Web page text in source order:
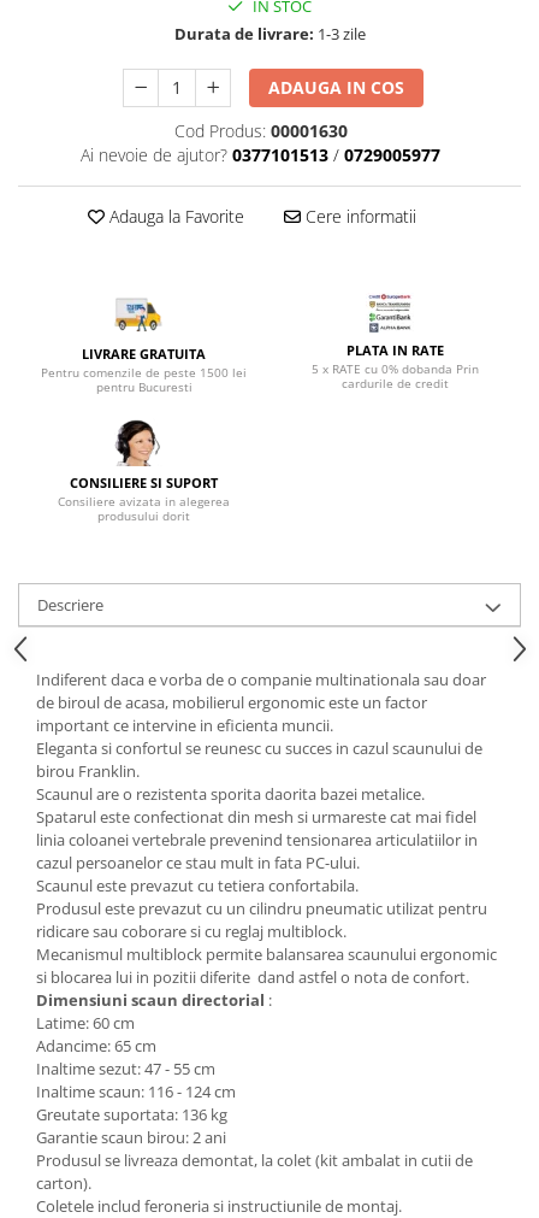
Top saltele memory 5 cm
Top saltele MemoHR 6.5 cm
Saltele cu plasa de arcuri
Mese bucatarie
Scaune pentru bucatarie
Mobila bucatarie
Seturi mese si scaune bucatarie
Mobilier hol
Portmantouri
Pantofare
Seturi mobilier hol
Suport pentru umerase
Cuiere
Scaune gradinita
Set mese si scaune gradinita
Mobilier copii
Mobila camera copii
Scaune birou pentru copii
Saltele patuturi copii
Paturi copii
Masa si scaune gradinita
Seturi comode living si dormitor
IN STOC
Durata de livrare: 1-3 zile
ADAUGA IN COS
Cod Produs: 00001630
Ai nevoie de ajutor? 0377101513 / 0729005977
Adauga la Favorite Cere informatii
LIVRARE GRATUITA
Pentru comenzile de peste 1500 lei
pentru Bucuresti
PLATA IN RATE
5 x RATE cu 0% dobanda Prin
cardurile de credit
CONSILIERE SI SUPORT
Consiliere avizata in alegerea
produsului dorit
Descriere
Indiferent daca e vorba de o companie multinationala sau doar
de biroul de acasa, mobilierul ergonomic este un factor
important ce intervine in eficienta muncii.
Eleganta si confortul se reunesc cu succes in cazul scaunului de
birou Franklin.
Scaunul are o rezistenta sporita daorita bazei metalice.
Spatarul este confectionat din mesh si urmareste cat mai fidel
linia coloanei vertebrale prevenind tensionarea articulatiilor in
cazul persoanelor ce stau mult in fata PC-ului.
Scaunul este prevazut cu tetiera confortabila.
Produsul este prevazut cu un cilindru pneumatic utilizat pentru
ridicare sau coborare si cu reglaj multiblock.
Mecanismul multiblock permite balansarea scaunului ergonomic
si blocarea lui in pozitii diferite dand astfel o nota de confort.
Dimensiuni scaun directorial :
Latime: 60 cm
Adancime: 65 cm
Inaltime sezut: 47 - 55 cm
Inaltime scaun: 116 - 124 cm
Greutate suportata: 136 kg
Garantie scaun birou: 2 ani
Produsul se livreaza demontat, la colet (kit ambalat in cutii de
carton).
Coletele includ feroneria si instructiunile de montaj.